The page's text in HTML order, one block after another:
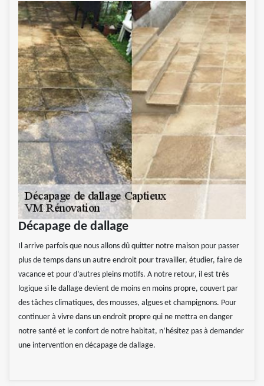
Décapage de dallage
Il arrive parfois que nous allons dû quitter notre maison pour passer
plus de temps dans un autre endroit pour travailler, étudier, faire de
vacance et pour d’autres pleins motifs. A notre retour, il est très
logique si le dallage devient de moins en moins propre, couvert par
des tâches climatiques, des mousses, algues et champignons. Pour
continuer à vivre dans un endroit propre qui ne mettra en danger
notre santé et le confort de notre habitat, n’hésitez pas à demander
une intervention en décapage de dallage.